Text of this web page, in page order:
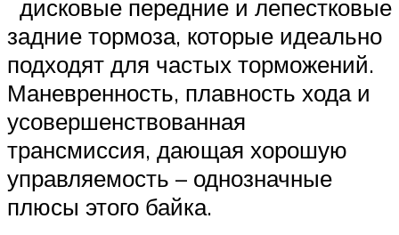
дисковые передние и лепестковые
задние тормоза, которые идеально
подходят для частых торможений.
Маневренность, плавность хода и
усовершенствованная
трансмиссия, дающая хорошую
управляемость – однозначные
плюсы этого байка.